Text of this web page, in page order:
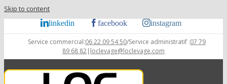
Skip to content
linkedin facebook instagram
Service commercial:06 22 09 54 50/Service administratif :07 79
89 68 82| loclevage@loclevage.com